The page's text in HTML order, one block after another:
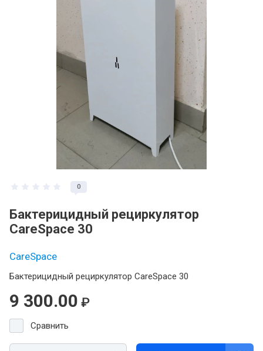
0
Бактерицидный рециркулятор
CareSpace 30
CareSpace
Бактерицидный рециркулятор CareSpace 30
9 300.00 ₽
Сравнить